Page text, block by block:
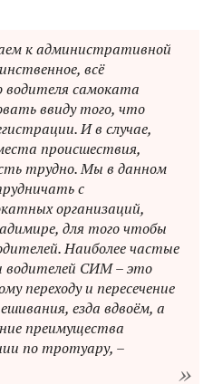
к административной
всё
самоката
ввиду того, что
И в случае,
происшествия,
трудно. Мы в данном
с
организаций,
для того чтобы
Наиболее частые
водителей СИМ – это
переходу и пересечение
езда вдвоём, а
преимущества
по тротуару, –